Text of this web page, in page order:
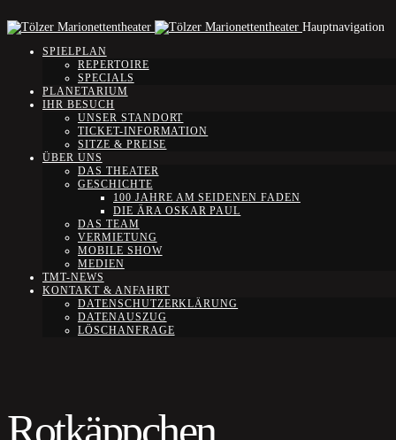
Hauptnavigation
SPIELPLAN
REPERTOIRE
SPECIALS
PLANETARIUM
IHR BESUCH
UNSER STANDORT
TICKET-INFORMATION
SITZE & PREISE
ÜBER UNS
DAS THEATER
GESCHICHTE
100 JAHRE AM SEIDENEN FADEN
DIE ÄRA OSKAR PAUL
DAS TEAM
VERMIETUNG
MOBILE SHOW
MEDIEN
TMT-NEWS
KONTAKT & ANFAHRT
DATENSCHUTZERKLÄRUNG
DATENAUSZUG
LÖSCHANFRAGE